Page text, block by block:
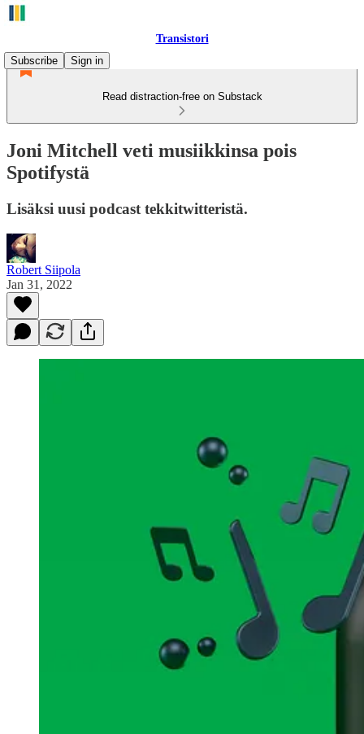
Transistori
Subscribe
Sign in
Read distraction-free on Substack
Joni Mitchell veti musiikkinsa pois
Spotifystä
Lisäksi uusi podcast tekkitwitteristä.
Robert Siipola
Jan 31, 2022